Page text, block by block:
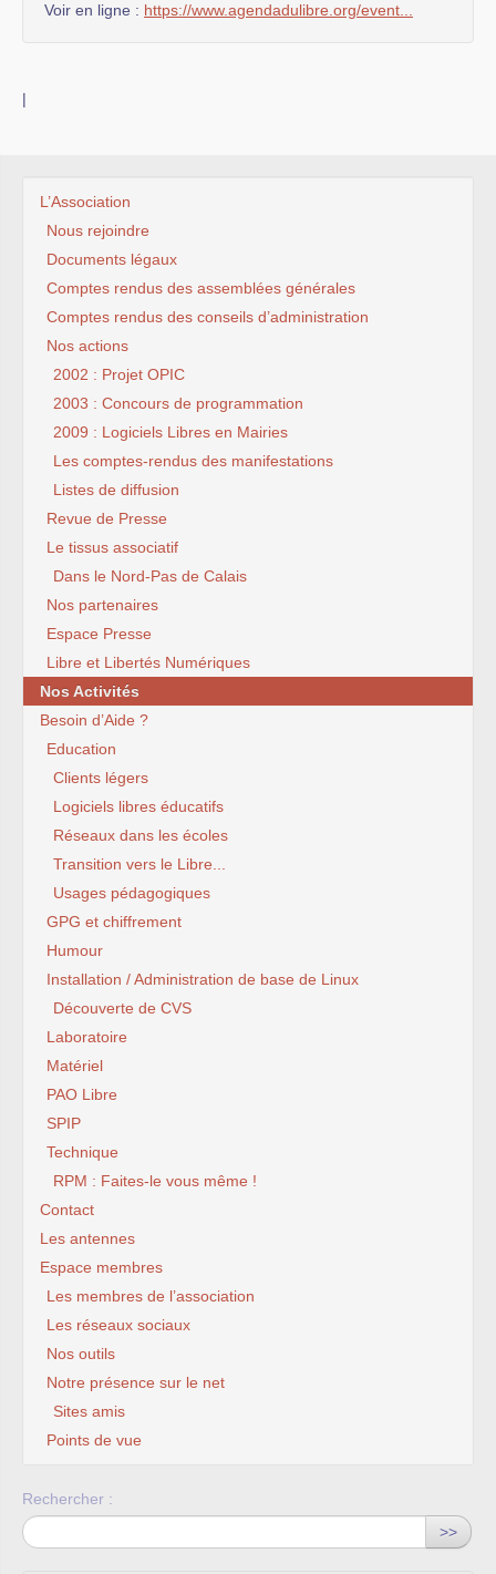
Voir en ligne : https://www.agendadulibre.org/event...
|
L’Association
Nous rejoindre
Documents légaux
Comptes rendus des assemblées générales
Comptes rendus des conseils d’administration
Nos actions
2002 : Projet OPIC
2003 : Concours de programmation
2009 : Logiciels Libres en Mairies
Les comptes-rendus des manifestations
Listes de diffusion
Revue de Presse
Le tissus associatif
Dans le Nord-Pas de Calais
Nos partenaires
Espace Presse
Libre et Libertés Numériques
Nos Activités
Besoin d’Aide ?
Education
Clients légers
Logiciels libres éducatifs
Réseaux dans les écoles
Transition vers le Libre...
Usages pédagogiques
GPG et chiffrement
Humour
Installation / Administration de base de Linux
Découverte de CVS
Laboratoire
Matériel
PAO Libre
SPIP
Technique
RPM : Faites-le vous même !
Contact
Les antennes
Espace membres
Les membres de l’association
Les réseaux sociaux
Nos outils
Notre présence sur le net
Sites amis
Points de vue
Rechercher :
>>